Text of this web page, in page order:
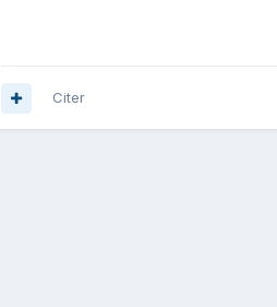
Citer